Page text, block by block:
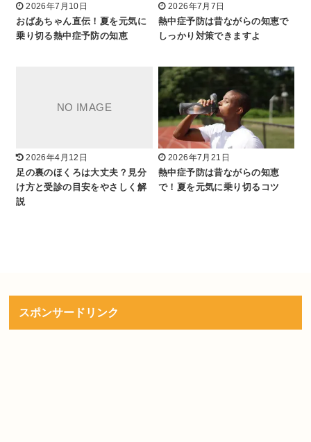
2026年7月10日
おばあちゃん直伝！夏を元気に
乗り切る熱中症予防の知恵
2026年7月7日
熱中症予防は昔ながらの知恵で
しっかり対策できますよ
2026年4月12日
足の裏のほくろは大丈夫？見分
け方と受診の目安をやさしく解
説
2026年7月21日
熱中症予防は昔ながらの知恵
で！夏を元気に乗り切るコツ
スポンサードリンク